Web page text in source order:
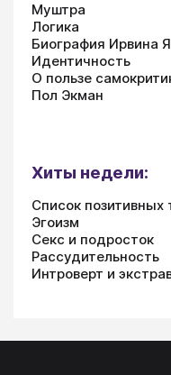
Муштра
Логика
Биография Ирвина
Идентичность
О пользе
Пол Экман
Хиты недели:
Список
Эгоизм
Секс и подросток
Рассудительность
Интроверт и